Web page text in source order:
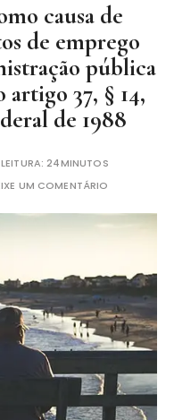
causa de
de emprego
pública
37, § 14,
de 1988
24MINUTOS
UM COMENTÁRIO